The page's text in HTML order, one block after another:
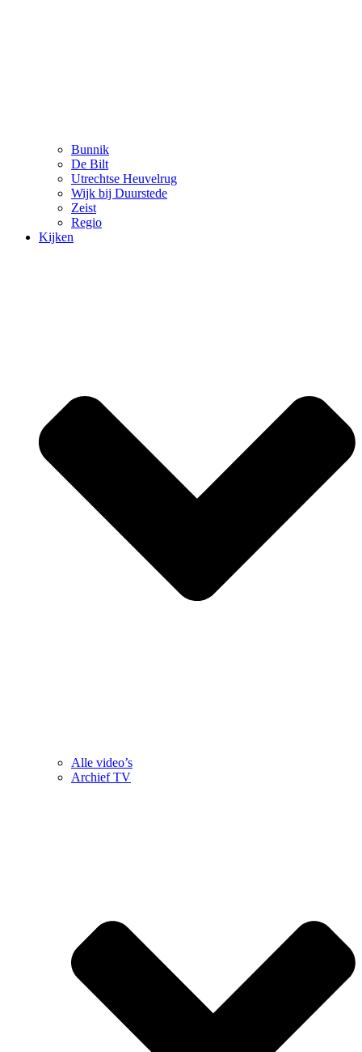
Bunnik
De Bilt
Utrechtse Heuvelrug
Wijk bij Duurstede
Zeist
Regio
Kijken
Alle video’s
Archief TV